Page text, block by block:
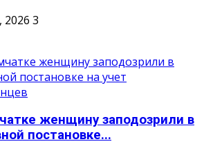
2026 3
женщину заподозрили в
постановке...